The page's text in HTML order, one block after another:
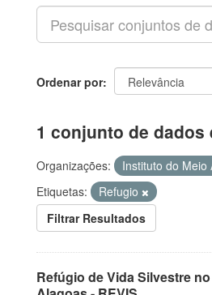
Ordenar por
1 conjunto de dados
Organizações:
Instituto do Meio
Etiquetas:
Refugio
Filtrar Resultados
Refúgio de Vida Silvestre